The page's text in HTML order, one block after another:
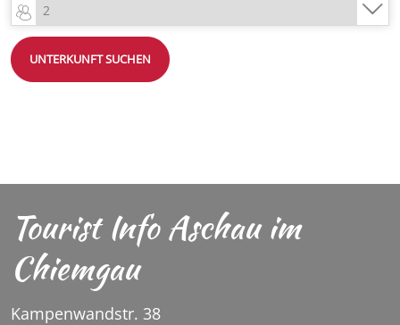
UNTERKUNFT SUCHEN
Tourist Info Aschau im
Chiemgau
Kampenwandstr. 38